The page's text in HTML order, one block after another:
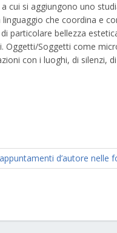
si aggiungono uno
che coordina e
bellezza
Oggetti/Soggetti come
con i luoghi, di silenzi,
d’autore nelle